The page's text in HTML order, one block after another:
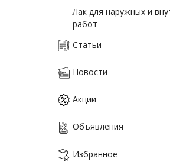
Лак для наружных и
работ
Мастики кровельные
Пропитки, антисептики
Смеси для стяжки пола
Статьи
Новости
Акции
Объявления
Избранное